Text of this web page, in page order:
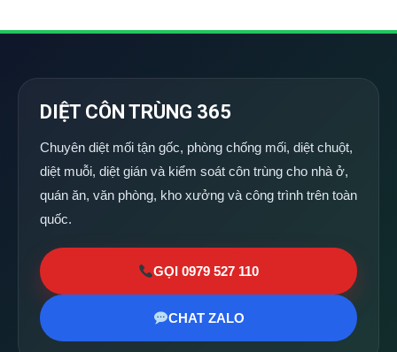
DIỆT CÔN TRÙNG 365
Chuyên diệt mối tận gốc, phòng chống mối, diệt chuột,
diệt muỗi, diệt gián và kiểm soát côn trùng cho nhà ở,
quán ăn, văn phòng, kho xưởng và công trình trên toàn
quốc.
GỌI 0979 527 110
CHAT ZALO